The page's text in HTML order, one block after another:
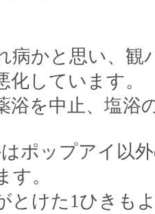
病かと思い、観
化しています。
浴を中止、塩浴
ポップアイ以
す。
とけた1ひきも